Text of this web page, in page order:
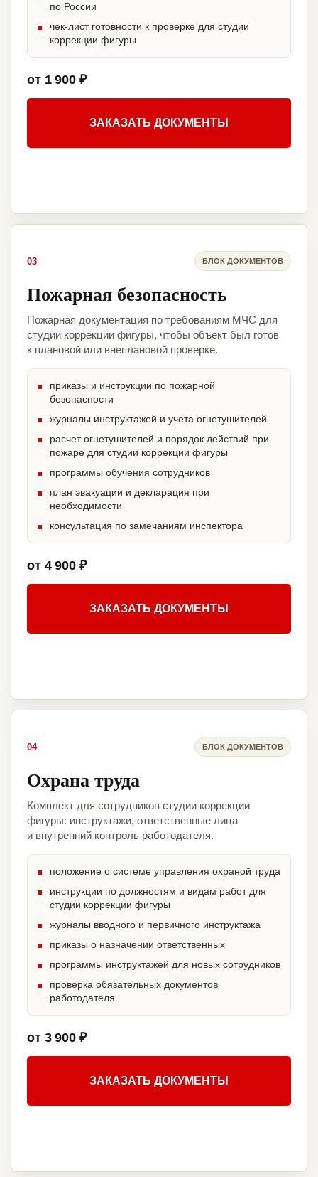
по России
чек-лист готовности к проверке для студии
коррекции фигуры
от 1 900 ₽
ЗАКАЗАТЬ ДОКУМЕНТЫ
03 БЛОК ДОКУМЕНТОВ
Пожарная безопасность
Пожарная документация по требованиям МЧС для
студии коррекции фигуры, чтобы объект был готов
к плановой или внеплановой проверке.
приказы и инструкции по пожарной
безопасности
журналы инструктажей и учета огнетушителей
расчет огнетушителей и порядок действий при
пожаре для студии коррекции фигуры
программы обучения сотрудников
план эвакуации и декларация при
необходимости
консультация по замечаниям инспектора
от 4 900 ₽
ЗАКАЗАТЬ ДОКУМЕНТЫ
04 БЛОК ДОКУМЕНТОВ
Охрана труда
Комплект для сотрудников студии коррекции
фигуры: инструктажи, ответственные лица
и внутренний контроль работодателя.
положение о системе управления охраной труда
инструкции по должностям и видам работ для
студии коррекции фигуры
журналы вводного и первичного инструктажа
приказы о назначении ответственных
программы инструктажей для новых сотрудников
проверка обязательных документов
работодателя
от 3 900 ₽
ЗАКАЗАТЬ ДОКУМЕНТЫ